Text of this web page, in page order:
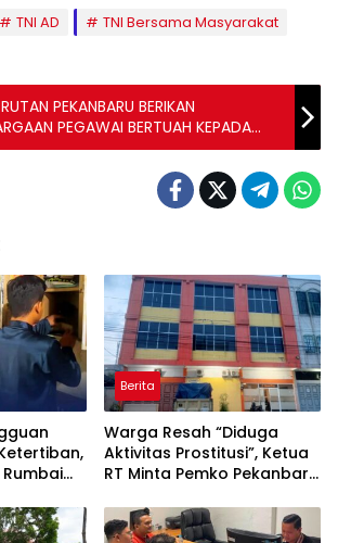
TNI AD
TNI Bersama Masyarakat
PEKANBARU BERIKAN
PEGAWAI BERTUAH KEPADA
TERBAIK
Berita
Warga Resah “Diduga
Aktivitas Prostitusi”, Ketua
RT Minta Pemko Pekanbaru
Aktivitas Z Homestay di
Jalan Tanjung Datuk